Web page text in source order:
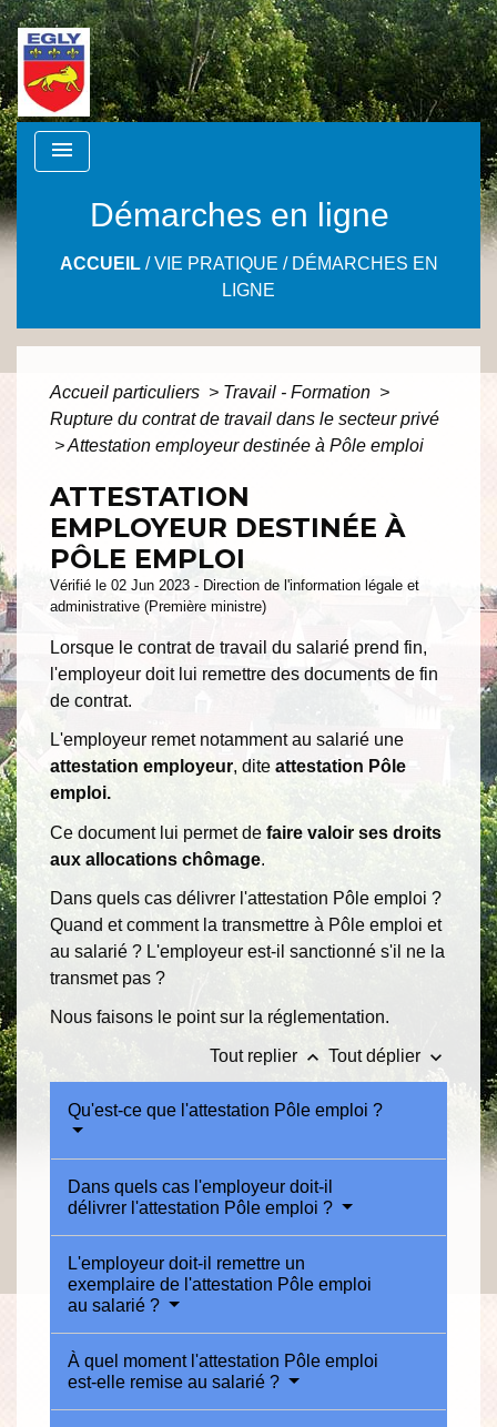
menu
Démarches en ligne
ACCUEIL/VIE PRATIQUE / DÉMARCHES EN
LIGNE
Accueil particuliers > Travail - Formation >
Rupture du contrat de travail dans le secteur privé
>Attestation employeur destinée à Pôle emploi
ATTESTATION
EMPLOYEUR DESTINÉE À
PÔLE EMPLOI
Vérifié le 02 Jun 2023 - Direction de l'information légale et
administrative (Première ministre)
Lorsque le contrat de travail du salarié prend fin,
l'employeur doit lui remettre des documents de fin
de contrat.
L'employeur remet notamment au salarié une
attestation employeur, dite attestation Pôle
emploi.
Ce document lui permet de faire valoir ses droits
aux allocations chômage.
Dans quels cas délivrer l'attestation Pôle emploi ?
Quand et comment la transmettre à Pôle emploi et
au salarié ? L'employeur est-il sanctionné s'il ne la
transmet pas ?
Nous faisons le point sur la réglementation.
Tout replier keyboard_arrow_up Tout déplier keyboard_arrow_down
Qu'est-ce que l'attestation Pôle emploi ?
Dans quels cas l'employeur doit-il
délivrer l'attestation Pôle emploi ?
L'employeur doit-il remettre un
exemplaire de l'attestation Pôle emploi
au salarié ?
À quel moment l'attestation Pôle emploi
est-elle remise au salarié ?